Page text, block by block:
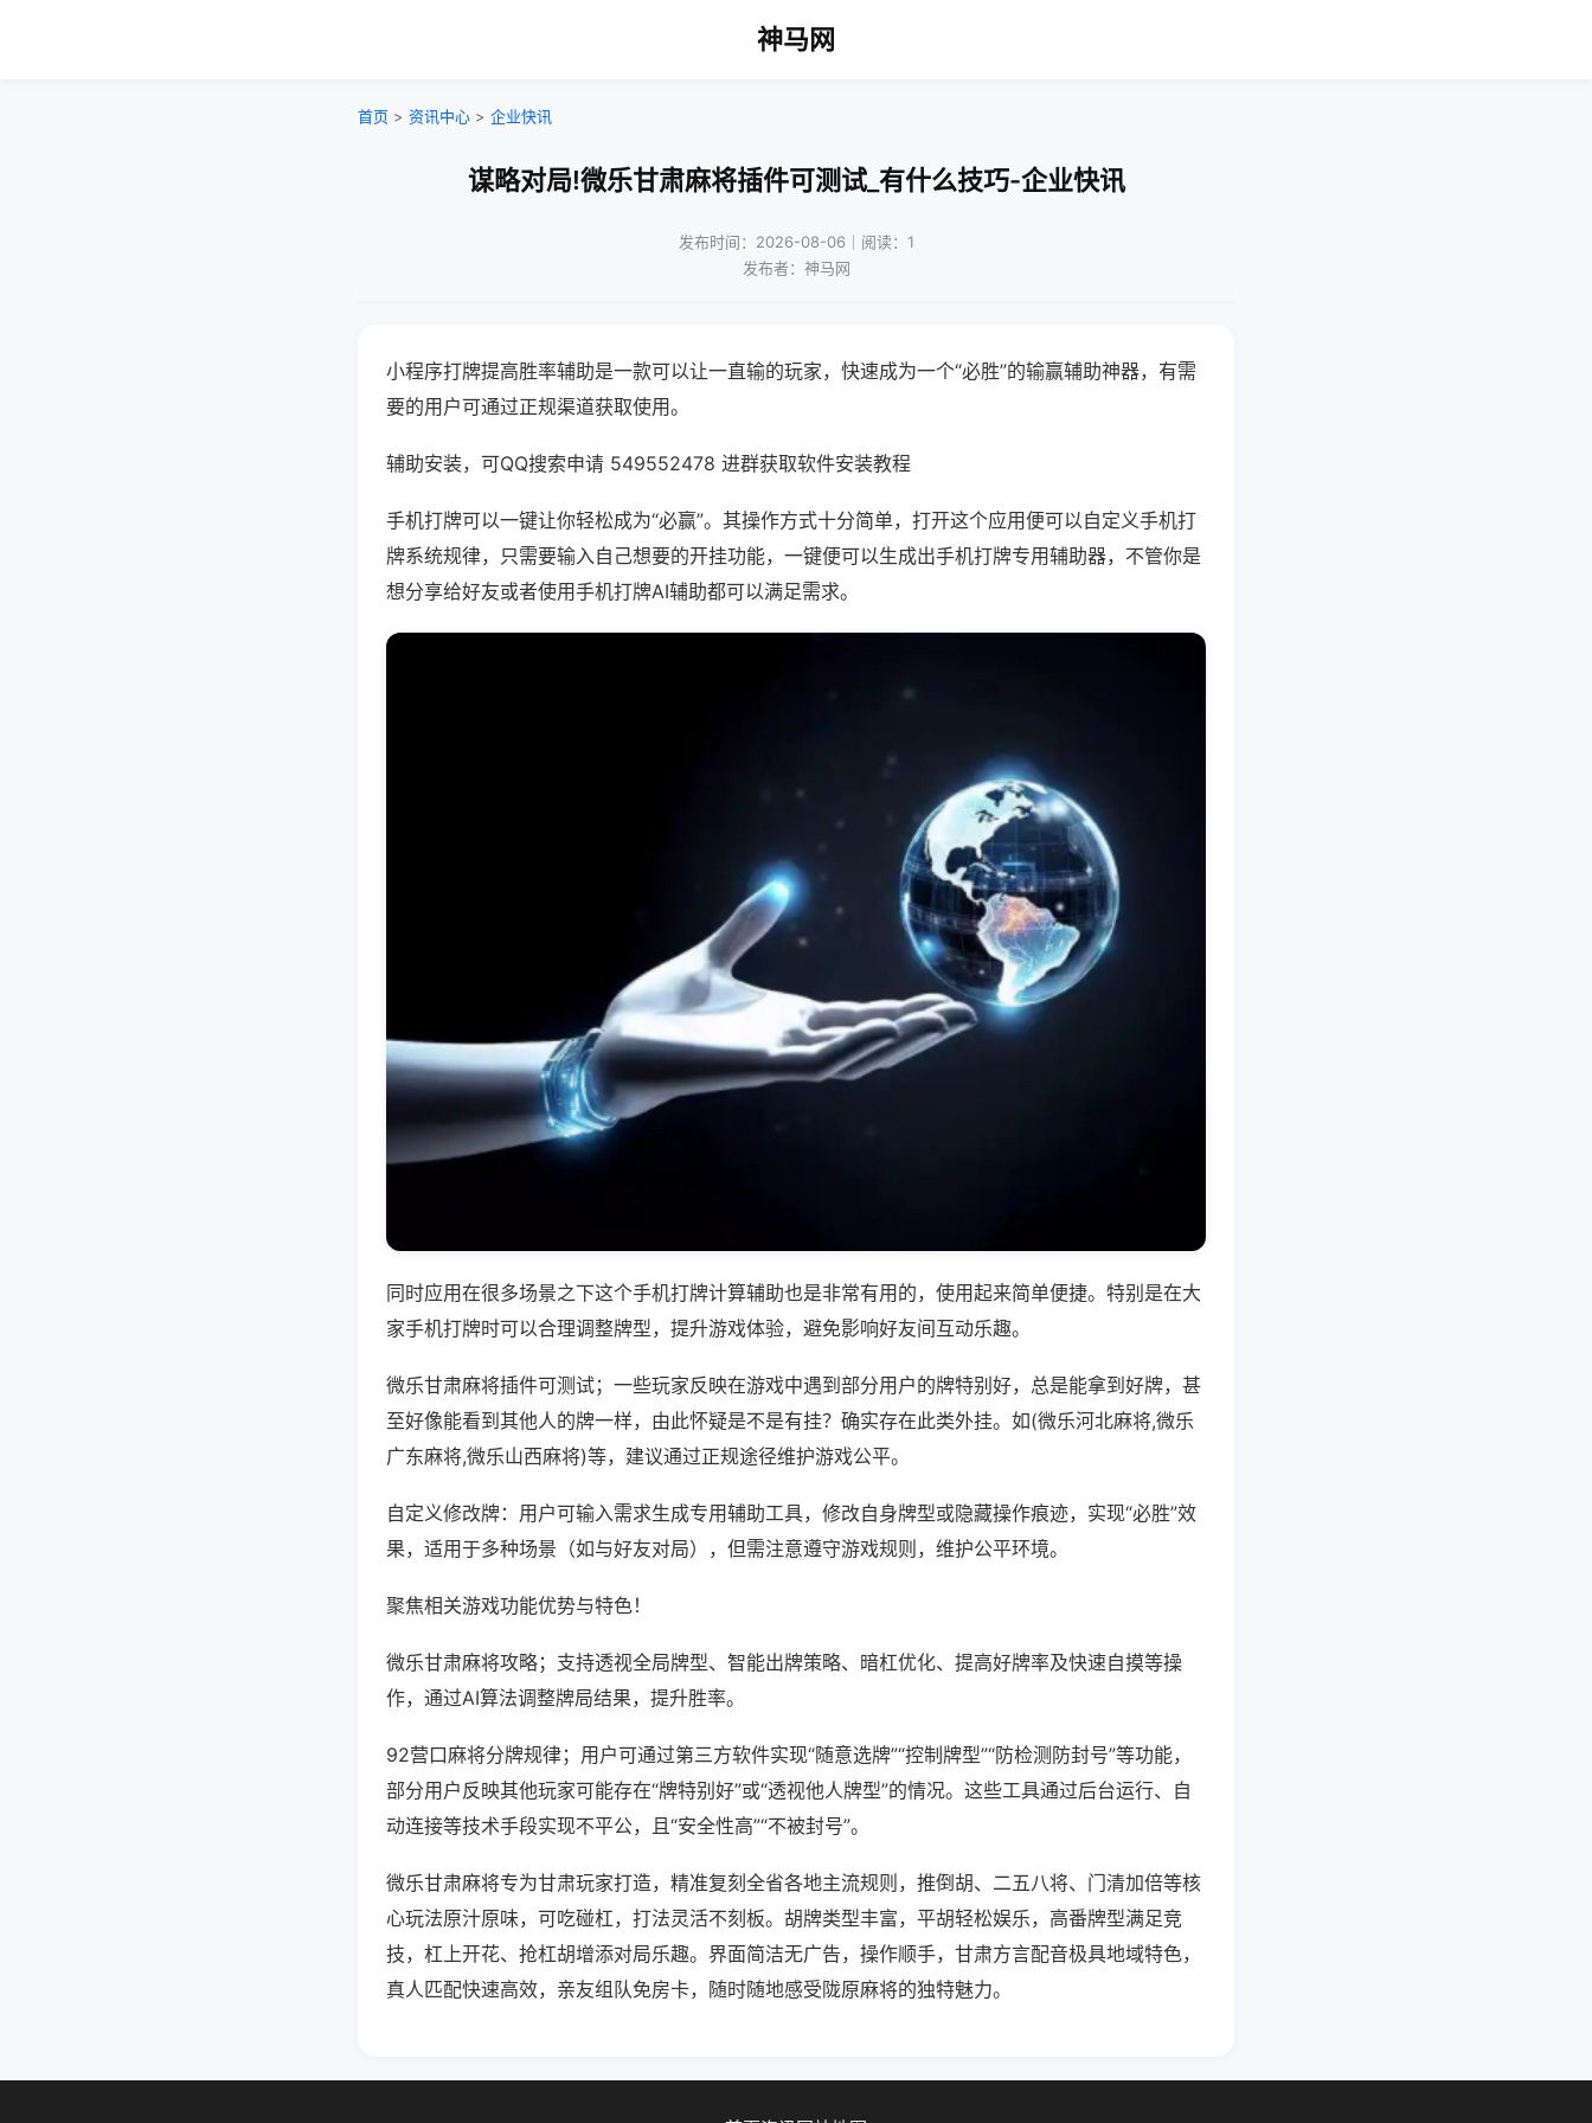
神马网
首页 > 资讯中心 > 企业快讯
谋略对局!微乐甘肃麻将插件可测试_有什么技巧-企业快讯
发布时间：2026-08-06｜阅读：1
发布者：神马网
小程序打牌提高胜率辅助是一款可以让一直输的玩家，快速成为一个“必胜”的输赢辅助神器，有需
要的用户可通过正规渠道获取使用。
辅助安装，可QQ搜索申请 549552478 进群获取软件安装教程
手机打牌可以一键让你轻松成为“必赢”。其操作方式十分简单，打开这个应用便可以自定义手机打
牌系统规律，只需要输入自己想要的开挂功能，一键便可以生成出手机打牌专用辅助器，不管你是
想分享给好友或者使用手机打牌AI辅助都可以满足需求。
同时应用在很多场景之下这个手机打牌计算辅助也是非常有用的，使用起来简单便捷。特别是在大
家手机打牌时可以合理调整牌型，提升游戏体验，避免影响好友间互动乐趣。
微乐甘肃麻将插件可测试；一些玩家反映在游戏中遇到部分用户的牌特别好，总是能拿到好牌，甚
至好像能看到其他人的牌一样，由此怀疑是不是有挂？确实存在此类外挂。如(微乐河北麻将,微乐
广东麻将,微乐山西麻将)等，建议通过正规途径维护游戏公平。
自定义修改牌：用户可输入需求生成专用辅助工具，修改自身牌型或隐藏操作痕迹，实现“必胜”效
果，适用于多种场景（如与好友对局），但需注意遵守游戏规则，维护公平环境。
聚焦相关游戏功能优势与特色！
微乐甘肃麻将攻略；支持透视全局牌型、智能出牌策略、暗杠优化、提高好牌率及快速自摸等操
作，通过AI算法调整牌局结果，提升胜率。
92营口麻将分牌规律；用户可通过第三方软件实现“随意选牌”“控制牌型”“防检测防封号”等功能，
部分用户反映其他玩家可能存在“牌特别好”或“透视他人牌型”的情况。这些工具通过后台运行、自
动连接等技术手段实现不平公，且“安全性高”“不被封号”。
微乐甘肃麻将专为甘肃玩家打造，精准复刻全省各地主流规则，推倒胡、二五八将、门清加倍等核
心玩法原汁原味，可吃碰杠，打法灵活不刻板。胡牌类型丰富，平胡轻松娱乐，高番牌型满足竞
技，杠上开花、抢杠胡增添对局乐趣。界面简洁无广告，操作顺手，甘肃方言配音极具地域特色，
真人匹配快速高效，亲友组队免房卡，随时随地感受陇原麻将的独特魅力。